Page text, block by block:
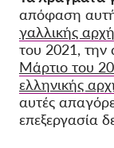
απόφαση
γαλλικής
του 2021,
Μάρτιο του
ελληνικής
αυτές
επεξεργασία